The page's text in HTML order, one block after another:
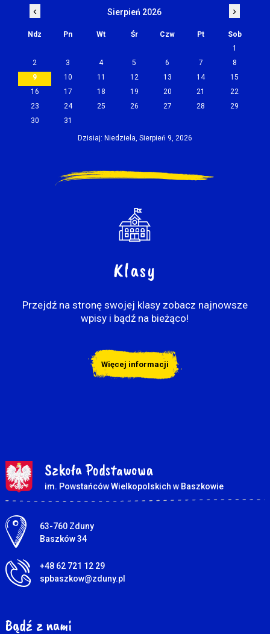
‹ Sierpień 2026 ›
Ndz Pn Wt Śr Czw Pt
Sob
1
2
3 4 5 6 7
8
9
10 11 12 13 14
15
16
17 18 19 20 21
22
23
24 25 26 27 28
29
30
31
Dzisiaj: Niedziela, Sierpień 9, 2026
Klasy
Przejdź na stronę swojej klasy zobacz najnowsze
wpisy i bądź na bieżąco!
Więcej informacji
Szkoła Podstawowa
im. Powstańców Wielkopolskich w Baszkowie
Adres pocztowy:
63-760 Zduny
Baszków 34
+48 62 721 12 29
spbaszkow@zduny.pl
Bądź z nami